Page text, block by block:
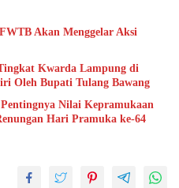
Akan Menggelar Aksi
Kwarda Lampung di
Oleh Bupati Tulang Bawang
Nilai Kepramukaan
Hari Pramuka ke-64